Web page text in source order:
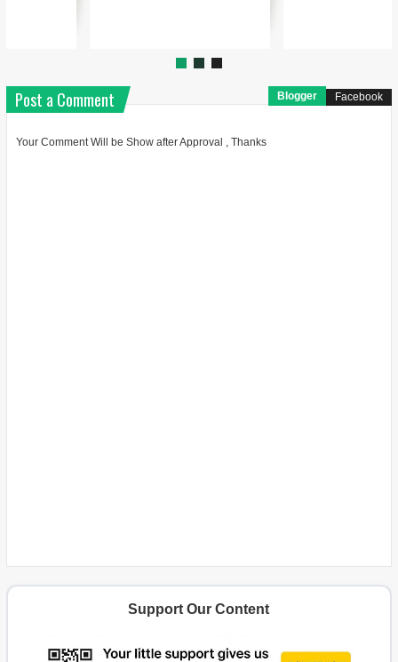
Post a Comment Blogger Facebook
Your Comment Will be Show after Approval , Thanks
Support Our Content